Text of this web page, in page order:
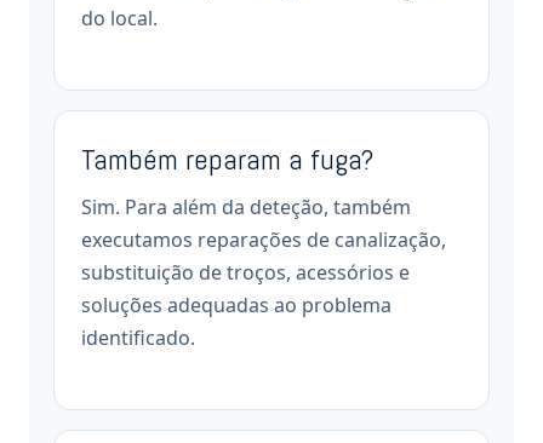
do local.
Também reparam a fuga?
Sim. Para além da deteção, também
executamos reparações de canalização,
substituição de troços, acessórios e
soluções adequadas ao problema
identificado.